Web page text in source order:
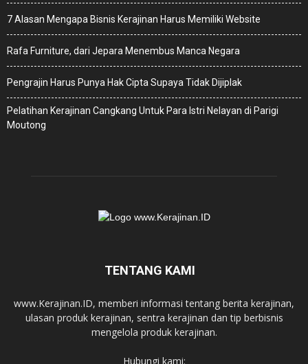
7 Alasan Mengapa Bisnis Kerajinan Harus Memiliki Website
Rafa Furniture, dari Jepara Menembus Manca Negara
Pengrajin Harus Punya Hak Cipta Supaya Tidak Dijiplak
Pelatihan Kerajinan Cangkang Untuk Para Istri Nelayan di Parigi
Moutong
TENTANG KAMI
www.Kerajinan.ID, memberi informasi tentang berita kerajinan,
ulasan produk kerajinan, sentra kerajinan dan tip berbisnis
mengelola produk kerajinan.
Hubungi kami: